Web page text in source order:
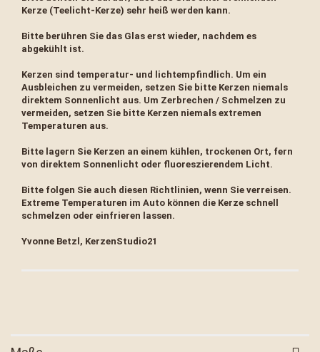
Kerze (Teelicht-Kerze) sehr heiß werden kann.
Bitte berühren Sie das Glas erst wieder, nachdem es
abgekühlt ist.
Kerzen sind temperatur- und lichtempfindlich. Um ein
Ausbleichen zu vermeiden, setzen Sie bitte Kerzen niemals
direktem Sonnenlicht aus. Um Zerbrechen / Schmelzen zu
vermeiden, setzen Sie bitte Kerzen niemals extremen
Temperaturen aus.
Bitte lagern Sie Kerzen an einem kühlen, trockenen Ort, fern
von direktem Sonnenlicht oder fluoreszierendem Licht.
Bitte folgen Sie auch diesen Richtlinien, wenn Sie verreisen.
Extreme Temperaturen im Auto können die Kerze schnell
schmelzen oder einfrieren lassen.
Yvonne Betzl, KerzenStudio21